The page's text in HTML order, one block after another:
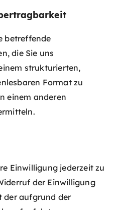
betreffende
die Sie uns
strukturierten,
Format zu
einem anderen
Einwilligung jederzeit zu
der Einwilligung
der aufgrund der